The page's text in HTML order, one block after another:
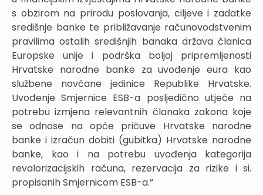
s obzirom na prirodu poslovanja, ciljeve i zadatke
središnje banke te približavanje računovodstvenim
pravilima ostalih središnjih banaka država članica
Europske unije i podrška boljoj pripremljenosti
Hrvatske narodne banke za uvođenje eura kao
službene novčane jedinice Republike Hrvatske.
Uvođenje Smjernice ESB-a posljedično utječe na
potrebu izmjena relevantnih članaka zakona koje
se odnose na opće pričuve Hrvatske narodne
banke i izračun dobiti (gubitka) Hrvatske narodne
banke, kao i na potrebu uvođenja kategorija
revalorizacijskih računa, rezervacija za rizike i si.
propisanih Smjernicom ESB-a.”